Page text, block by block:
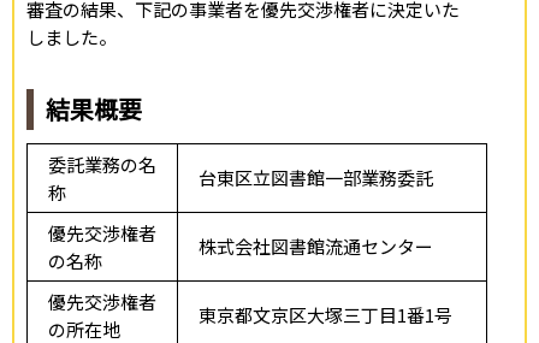
審査の結果、下記の事業者を優先交渉権者に決定いた
しました。
結果概要
委託業務の名
称
台東区立図書館一部業務委託
優先交渉権者
の名称
株式会社図書館流通センター
優先交渉権者
の所在地
東京都文京区大塚三丁目1番1号